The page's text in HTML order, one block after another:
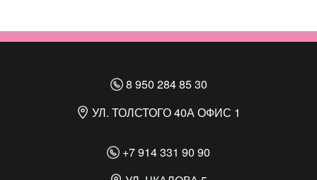
8 950 284 85 30
УЛ. ТОЛСТОГО 40А ОФИС 1
+7 914 331 90 90